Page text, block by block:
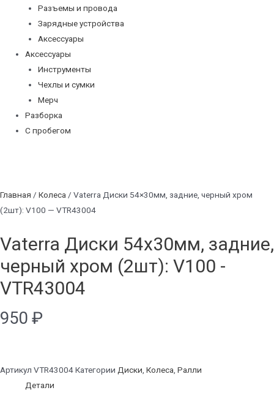
Разъемы и провода
Зарядные устройства
Аксессуары
Аксессуары
Инструменты
Чехлы и сумки
Мерч
Разборка
С пробегом
Главная / Колеса / Vaterra Диски 54×30мм, задние, черный хром
(2шт): V100 — VTR43004
Vaterra Диски 54x30мм, задние,
черный хром (2шт): V100 -
VTR43004
950 ₽
Артикул VTR43004Категории Диски, Колеса, Ралли
Детали